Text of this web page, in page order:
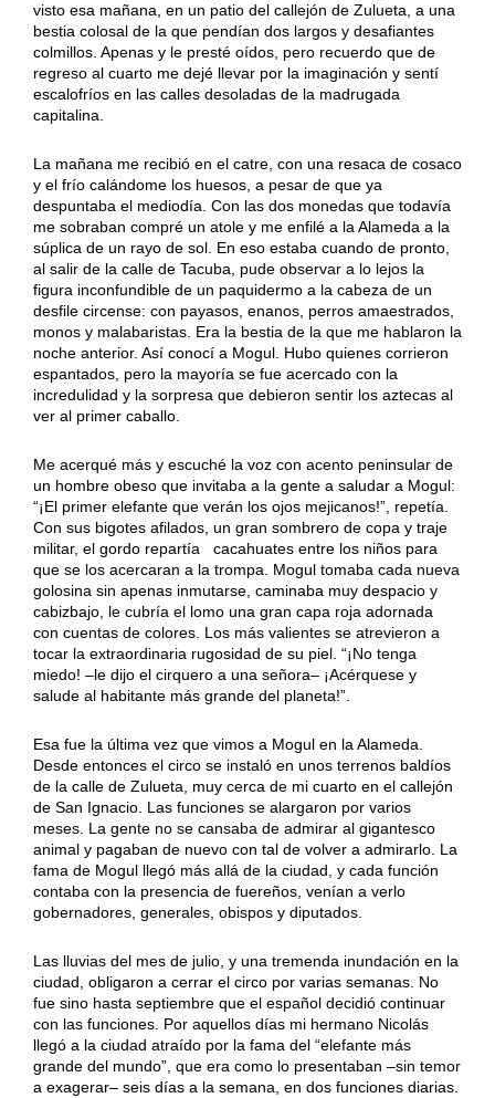
visto esa mañana, en un patio del callejón de Zulueta, a una
bestia colosal de la que pendían dos largos y desafiantes
colmillos. Apenas y le presté oídos, pero recuerdo que de
regreso al cuarto me dejé llevar por la imaginación y sentí
escalofríos en las calles desoladas de la madrugada
capitalina.
La mañana me recibió en el catre, con una resaca de cosaco
y el frío calándome los huesos, a pesar de que ya
despuntaba el mediodía. Con las dos monedas que todavía
me sobraban compré un atole y me enfilé a la Alameda a la
súplica de un rayo de sol. En eso estaba cuando de pronto,
al salir de la calle de Tacuba, pude observar a lo lejos la
figura inconfundible de un paquidermo a la cabeza de un
desfile circense: con payasos, enanos, perros amaestrados,
monos y malabaristas. Era la bestia de la que me hablaron la
noche anterior. Así conocí a Mogul. Hubo quienes corrieron
espantados, pero la mayoría se fue acercado con la
incredulidad y la sorpresa que debieron sentir los aztecas al
ver al primer caballo.
Me acerqué más y escuché la voz con acento peninsular de
un hombre obeso que invitaba a la gente a saludar a Mogul:
“¡El primer elefante que verán los ojos mejicanos!”, repetía.
Con sus bigotes afilados, un gran sombrero de copa y traje
militar, el gordo repartía cacahuates entre los niños para
que se los acercaran a la trompa. Mogul tomaba cada nueva
golosina sin apenas inmutarse, caminaba muy despacio y
cabizbajo, le cubría el lomo una gran capa roja adornada
con cuentas de colores. Los más valientes se atrevieron a
tocar la extraordinaria rugosidad de su piel. “¡No tenga
miedo! –le dijo el cirquero a una señora– ¡Acérquese y
salude al habitante más grande del planeta!”.
Esa fue la última vez que vimos a Mogul en la Alameda.
Desde entonces el circo se instaló en unos terrenos baldíos
de la calle de Zulueta, muy cerca de mi cuarto en el callejón
de San Ignacio. Las funciones se alargaron por varios
meses. La gente no se cansaba de admirar al gigantesco
animal y pagaban de nuevo con tal de volver a admirarlo. La
fama de Mogul llegó más allá de la ciudad, y cada función
contaba con la presencia de fuereños, venían a verlo
gobernadores, generales, obispos y diputados.
Las lluvias del mes de julio, y una tremenda inundación en la
ciudad, obligaron a cerrar el circo por varias semanas. No
fue sino hasta septiembre que el español decidió continuar
con las funciones. Por aquellos días mi hermano Nicolás
llegó a la ciudad atraído por la fama del “elefante más
grande del mundo”, que era como lo presentaban –sin temor
a exagerar– seis días a la semana, en dos funciones diarias.